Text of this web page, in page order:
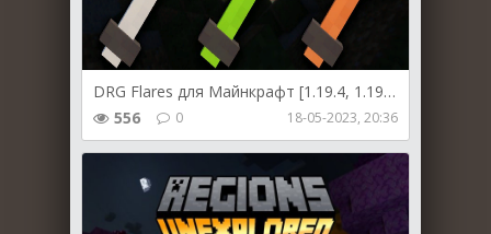
DRG Flares для Майнкрафт [1.19.4, 1.19.3, 1.19.2]
556
0 18-05-2023, 20:36